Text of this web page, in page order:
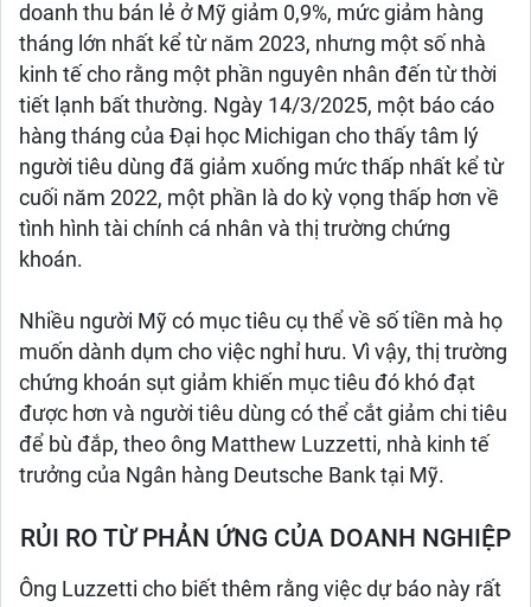
doanh thu bán lẻ ở Mỹ giảm 0,9%, mức giảm hàng
tháng lớn nhất kể từ năm 2023, nhưng một số nhà
kinh tế cho rằng một phần nguyên nhân đến từ thời
tiết lạnh bất thường. Ngày 14/3/2025, một báo cáo
hàng tháng của Đại học Michigan cho thấy tâm lý
người tiêu dùng đã giảm xuống mức thấp nhất kể từ
cuối năm 2022, một phần là do kỳ vọng thấp hơn về
tình hình tài chính cá nhân và thị trường chứng
khoán.
Nhiều người Mỹ có mục tiêu cụ thể về số tiền mà họ
muốn dành dụm cho việc nghỉ hưu. Vì vậy, thị trường
chứng khoán sụt giảm khiến mục tiêu đó khó đạt
được hơn và người tiêu dùng có thể cắt giảm chi tiêu
để bù đắp, theo ông Matthew Luzzetti, nhà kinh tế
trưởng của Ngân hàng Deutsche Bank tại Mỹ.
RỦI RO TỪ PHẢN ỨNG CỦA DOANH NGHIỆP
Ông Luzzetti cho biết thêm rằng việc dự báo này rất